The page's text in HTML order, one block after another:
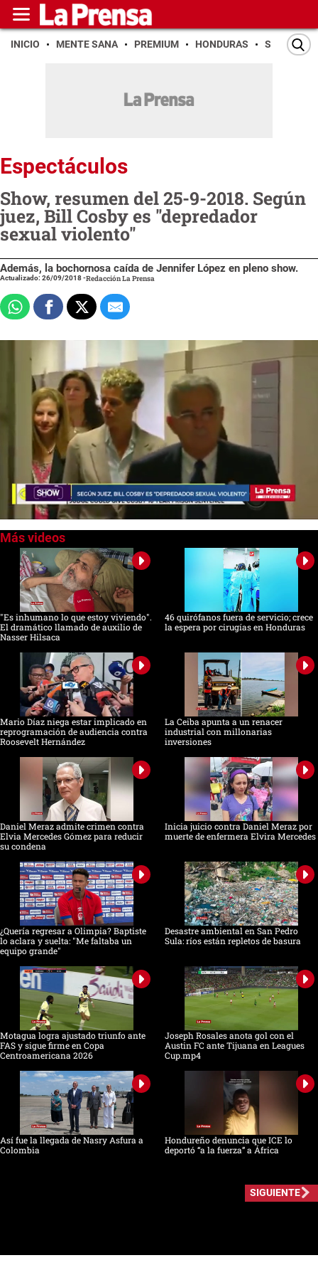
INICIO MENTE SANA PREMIUM HONDURAS SAN PEDRO
Espectáculos
Show, resumen del 25-9-2018. Según
juez, Bill Cosby es ''depredador
sexual violento''
Además, la bochornosa caída de Jennifer López en pleno show.
Actualizado: 26/09/2018-Redacción La Prensa
seconds
seconds
"Es inhumano lo que estoy viviendo".
El dramático llamado de auxilio de
Nasser Hilsaca
46 quirófanos fuera de servicio; crece
la espera por cirugías en Honduras
Mario Díaz niega estar implicado en
reprogramación de audiencia contra
Roosevelt Hernández
La Ceiba apunta a un renacer
industrial con millonarias
inversiones
Daniel Meraz admite crimen contra
Elvia Mercedes Gómez para reducir
su condena
Inicia juicio contra Daniel Meraz por
muerte de enfermera Elvira Mercedes
¿Quería regresar a Olimpia? Baptiste
lo aclara y suelta: "Me faltaba un
equipo grande"
Desastre ambiental en San Pedro
Sula: ríos están repletos de basura
Motagua logra ajustado triunfo ante
FAS y sigue firme en Copa
Centroamericana 2026
Joseph Rosales anota gol con el
Austin FC ante Tijuana en Leagues
Cup.mp4
Así fue la llegada de Nasry Asfura a
Colombia
Hondureño denuncia que ICE lo
deportó “a la fuerza” a África
SIGUIENTE